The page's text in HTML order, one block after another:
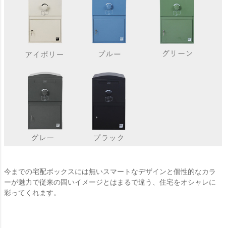
今までの宅配ボックスには無いスマートなデザインと個性的なカラ
ーが魅力で従来の固いイメージとはまるで違う、住宅をオシャレに
彩ってくれます。